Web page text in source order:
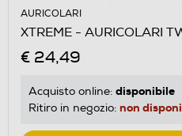
AURICOLARI
XTREME - AURICOLARI
€ 24,49
Acquisto online: disponibile
Ritiro in negozio: non